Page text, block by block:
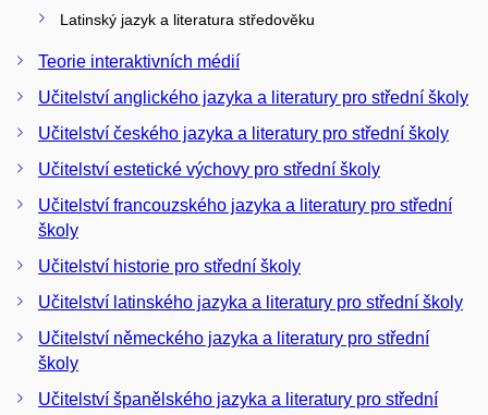
Latinský jazyk a literatura středověku
Teorie interaktivních médií
Učitelství anglického jazyka a literatury pro střední školy
Učitelství českého jazyka a literatury pro střední školy
Učitelství estetické výchovy pro střední školy
Učitelství francouzského jazyka a literatury pro střední
školy
Učitelství historie pro střední školy
Učitelství latinského jazyka a literatury pro střední školy
Učitelství německého jazyka a literatury pro střední
školy
Učitelství španělského jazyka a literatury pro střední